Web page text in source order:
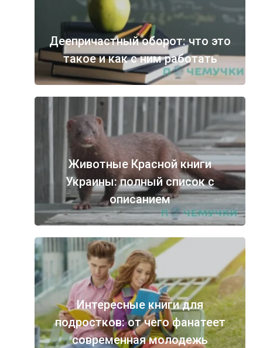
Деепричастный оборот: что это
такое и как с ним работать
Животные Красной книги
Украины: полный список с
описанием
Интересные книги для
подростков: от чего фанатеет
современная молодежь